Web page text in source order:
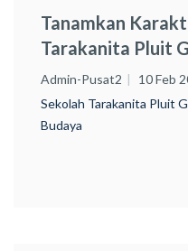
Tanamkan
Tarakanita Pluit
Keberagaman
Admin-Pusat2
10 Feb
Sekolah Tarakanita Pluit
Budaya